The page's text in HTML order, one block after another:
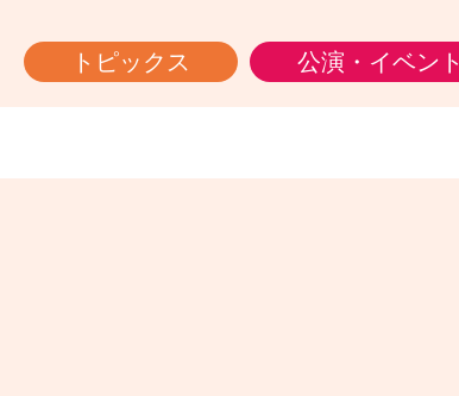
トピックス 公演・イベント